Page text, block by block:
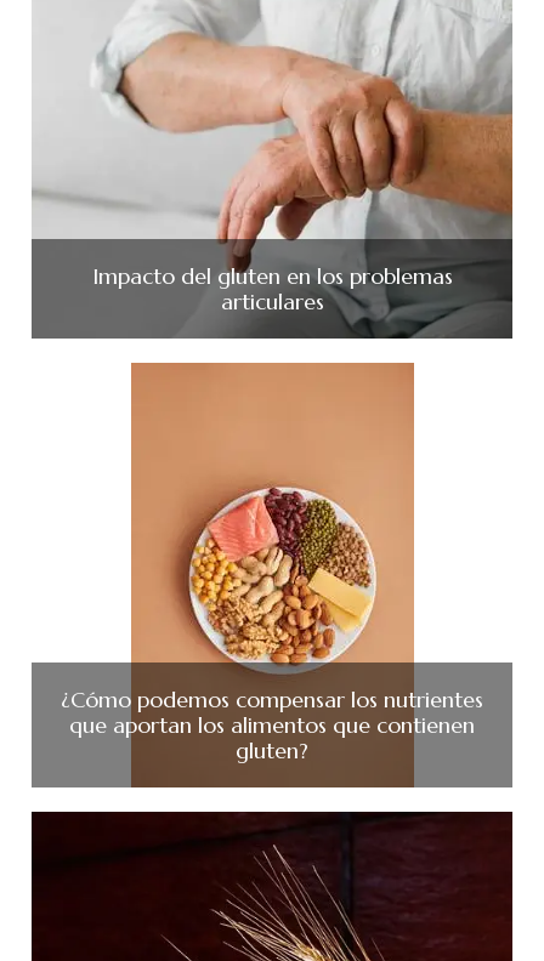
Impacto del gluten en los problemas
articulares
¿Cómo podemos compensar los nutrientes
que aportan los alimentos que contienen
gluten?